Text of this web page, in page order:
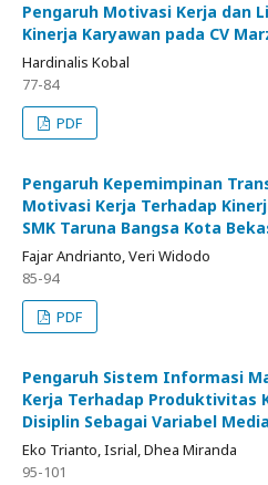
Pengaruh Motivasi Kerja dan
Kinerja Karyawan pada CV
Hardinalis Kobal
77-84
PDF
Pengaruh Kepemimpinan
Motivasi Kerja Terhadap
SMK Taruna Bangsa Kota
Fajar Andrianto, Veri Widodo
85-94
PDF
Pengaruh Sistem Informasi
Kerja Terhadap Produktivitas
Disiplin Sebagai Variabel
Eko Trianto, Isrial, Dhea Miranda
95-101